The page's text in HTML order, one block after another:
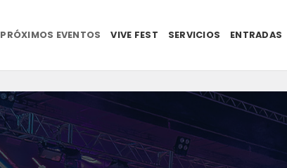
PRÓXIMOS EVENTOS VIVE FEST SERVICIOS ENTRADAS